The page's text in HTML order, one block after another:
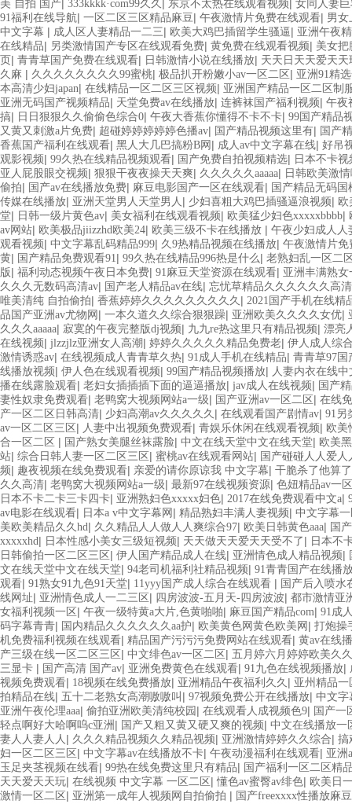
美 自拍 国产| 333kkkk·com99久久 | 东京不太热在线观看视频| 女同人妻
91福利在线导航| 一区二区三区精品麻豆| 午夜激情片免费在线观看| 男女
中文字幕 | 成人区人妻精品一二三| 欧美大鸡巴插留学生骚逼 | 亚洲午夜
在线精品| 另类激情国产专区在线观看免费| 黄免费在线观看视频| 美女把
页 | 青青草国产免费在线观看| 日韩激情小说在线播放| 天天日天天爱天天
久麻 | 久久久久久久久久99蜜桃| 极品扒开粉嫩小av一区二区 | 亚洲91精
本高清少妇japan| 在线精品一区二区三区视频| 亚洲国产精品一区二区制
亚洲无码国产视频精品| 天堂免费av在线播放| 连裤袜国产福利视频| 午夜
搞| 日日狠狠久久偷偷色综合0| 午夜大香蕉你懂得不卡不卡| 99国产精品
又黄又刺激a片免费| 超碰婷婷婷婷婷色播av| 国产精品视频这里有| 国产
香蕉国产福利在线观看| 黑人大几巴搞粉B网 | 成人av中文字幕在线| 好吊
观影视频| 99久热在线精品视频观看| 国产免费自拍视频精选| 日本不卡
亚人屁股眼交视频| 狠狠干夜夜操天天爽| 久久久久久aaaaa| 日韩欧美激
偷拍| 国产av在线播放免费| 麻豆电影国产一区在线观看| 国产精品无码国
传媒在线播放| 亚洲天堂男人天堂男人 | 少妇喜粗大鸡巴插骚逼浪视频| 欧
堂| 日韩一级片黄色av| 美女福利在线观看视频| 欧美猛少妇色xxxxxbbbb|
av网站| 欧美极品jiizzhd欧美24| 欧美三级不卡在线播放 | 午夜少妇成人人
观看视频| 中文字幕乱码精品999| 久9热精品视频在线播放| 午夜激情片免
黄| 国产精品免费观看91| 99久热在线精品996热是什么| 老熟妇乱一区二
版 | 福利动态视频午夜日本免费| 91麻豆天堂资源在线观看| 亚洲丰满熟
久久久无数码高清av| 国产老人精品av在线| 忘忧草精品久久久久久久高清
唯美清纯 自拍偷拍| 香蕉婷婷久久久久久久久久久 | 2021国产手机在线精
品国产亚洲av尤物网 | 一本久道久久综合狠狠躁| 亚洲欧美久久久久女优|
久久久aaaaa| 寂寞的午夜完整版dj视频| 九九re热这里只有精品视频| 漂亮
在线视频| jlzzjlz亚洲女人高潮| 婷婷久久久久久精品免费老| 伊人成人综
激情诱惑av| 在线视频成人青青草久热| 91成人手机在线精品| 青青草97国
线播放视频| 伊人色在线观看视频| 99国产精品视频播放| 人妻内衣在线中
播在线露脸观看| 老妇女插插插下面的逼逼播放| jav成人在线视频| 国产
妻性奴隶免费观看| 老鸭窝大视频网站a一级| 国产亚洲av一区二区 | 在线
产一区二区日韩高清| 少妇高潮av久久久久久 | 在线观看国产剧情av| 91另
av一区二区三区 | 人妻中出视频免费观看| 青娱乐休闲在线观看视频| 欧美
合一区二区 | 国产熟女美腿丝袜露脸| 中文在线天堂中文在线天堂| 欧美
站| 综合日韩人妻一区二区三区 | 蜜桃av在线观看网站| 国产碰碰人人爱人
频| 趣夜视频在线免费观看| 亲爱的请你原谅我 中文字幕| 干脆杀了他算
久久高清| 老鸭窝大视频网站a一级| 最新97在线视频资源| 色妞精品av一
日本不卡二卡三卡四卡| 亚洲熟妇色xxxxx妇色| 2017在线免费观看中文a|
av电影在线观看| 日本a v中文字幕网 | 精品熟妇丰满人妻视频| 中文字幕
美欧美精品久久hd| 久久精品人人做人人爽综合97| 欧美日韩黄色aaa| 国
xxxxxhd| 日本性感小美女三级短视频| 天天做天天爱天天受不了 | 日本不
日韩偷拍一区二区三区 | 伊人国产精品成人在线| 亚洲情色成人精品视频|
文在线天堂中文在线天堂| 94老司机福利社精品视频| 91青青国产在线播
观看| 91熟女91九色91天堂| 11yyy国产成人综合在线观看 | 国产后入喷水
线网址| 亚洲情色成人一二三区 | 四房波波-五月天-四房波波| 都市激情亚
女福利视频一区 | 午夜一级特黄a大片,色黄啪啪| 麻豆国产精品com| 91成
码字幕青青| 国内精品久久久久久久aa护| 欧美黄色网黄色欧美网 | 打炮操
机免费福利视频在线观看| 精品国产污污污免费网站在线观看| 黄av在线
产三级在线一区二区三区 | 中文绯色av一区二区 | 五月婷六月婷婷欧美久久
三显卡 | 国产高清 国产av| 亚洲免费黄色在线观看| 91九色在线视频播放|
视频免费观看| 18视频在线免费播放| 亚洲精品午夜福利久久 | 亚州精品
拍精品在线| 五十二老熟女高潮嗷嗷叫 | 97视频免费公开在线播放| 中文字
亚洲午夜伦理aaa| 偷拍亚洲欧美清纯校园 | 在线观看人成视频色9| 国产一
轻点啊好大哈啊呜c亚洲 | 国产又粗又黄又硬又爽的视频| 中文在线播放一
妻人人妻人人 | 久久久精品视频久久精品视频| 亚洲激情婷婷久久综合| 搞
妇一区二区三区 | 中文字幕av在线播放不卡| 午夜动漫福利在线观看| 亚洲
玉足夹茎视频在线看| 99热在线免费这里只有精品| 国产福利一区二区精
天天爱天天玩| 在线视频 中文字幕 一区二区 |懂色av蜜臀av绯色| 欧美日
激情一区二区 | 亚洲第一成年人视频网自拍偷拍 | 国产freexxxx性播放麻豆